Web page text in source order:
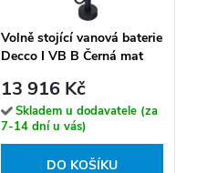
Volně stojící vanová baterie
Decco I VB B Černá mat
13 916 Kč
Skladem u dodavatele (za
7-14 dní u vás)
DO KOŠÍKU